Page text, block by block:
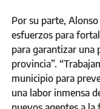
Por su parte,
esfuerzos para
para garantizar una
provincia”.
municipio para
una labor inmensa